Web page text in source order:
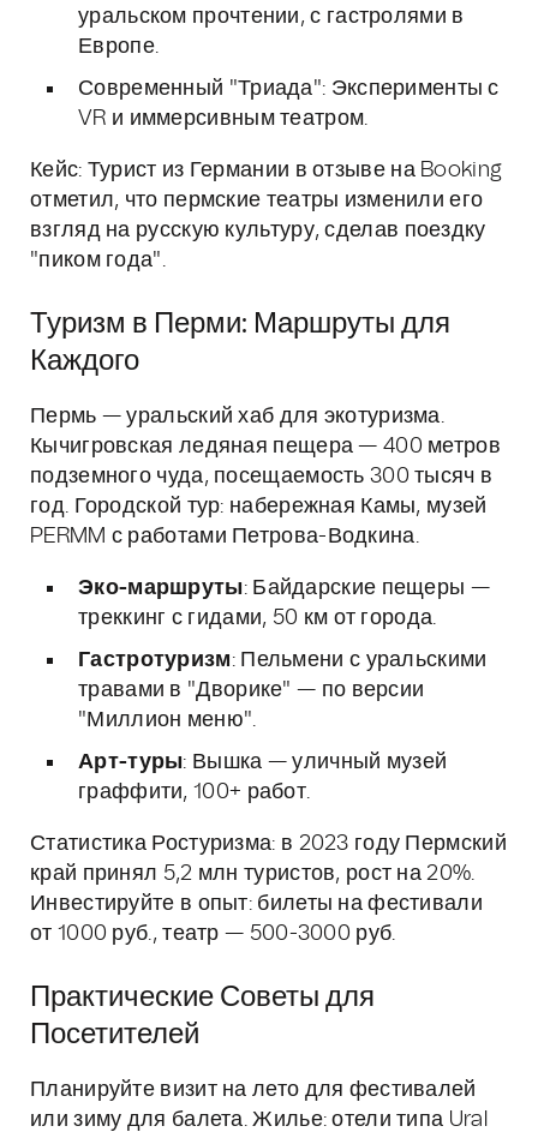
уральском прочтении, с гастролями в
Европе.
Современный "Триада": Эксперименты с
VR и иммерсивным театром.
Кейс: Турист из Германии в отзыве на Booking
отметил, что пермские театры изменили его
взгляд на русскую культуру, сделав поездку
"пиком года".
Туризм в Перми: Маршруты для
Каждого
Пермь — уральский хаб для экотуризма.
Кычигровская ледяная пещера — 400 метров
подземного чуда, посещаемость 300 тысяч в
год. Городской тур: набережная Камы, музей
PERMM с работами Петрова-Водкина.
Эко-маршруты: Байдарские пещеры —
треккинг с гидами, 50 км от города.
Гастротуризм: Пельмени с уральскими
травами в "Дворике" — по версии
"Миллион меню".
Арт-туры: Вышка — уличный музей
граффити, 100+ работ.
Статистика Ростуризма: в 2023 году Пермский
край принял 5,2 млн туристов, рост на 20%.
Инвестируйте в опыт: билеты на фестивали
от 1000 руб., театр — 500-3000 руб.
Практические Советы для
Посетителей
Планируйте визит на лето для фестивалей
или зиму для балета. Жилье: отели типа Ural